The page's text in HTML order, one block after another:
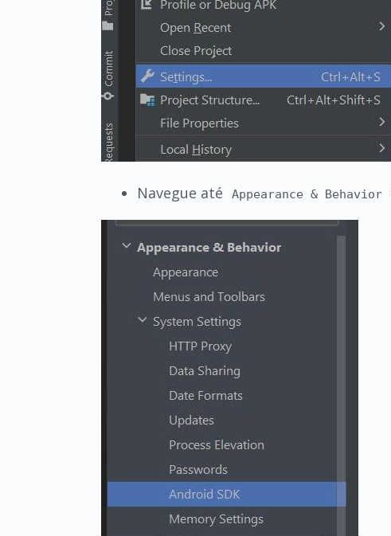
Navegue até Appearance & Behavior